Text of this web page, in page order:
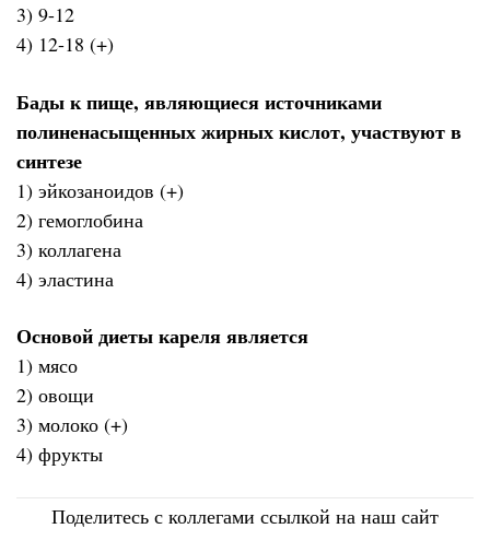
3) 9-12
4) 12-18 (+)
Бады к пище, являющиеся источниками
полиненасыщенных жирных кислот, участвуют в
синтезе
1) эйкозаноидов (+)
2) гемоглобина
3) коллагена
4) эластина
Основой диеты кареля является
1) мясо
2) овощи
3) молоко (+)
4) фрукты
Поделитесь с коллегами ссылкой на наш сайт